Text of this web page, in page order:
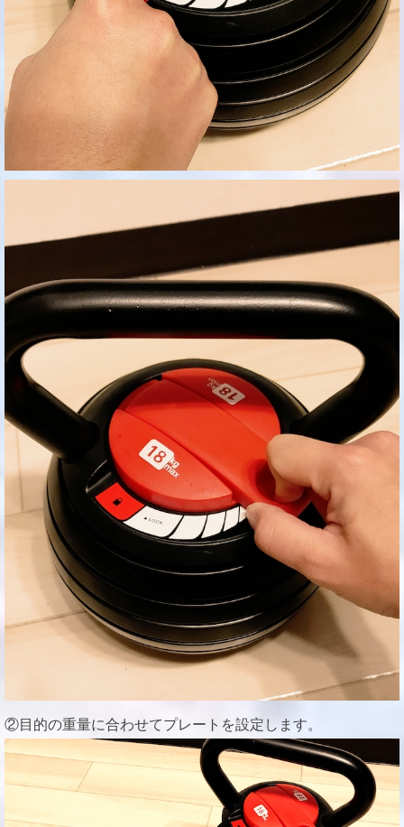
②目的の重量に合わせてプレートを設定します。